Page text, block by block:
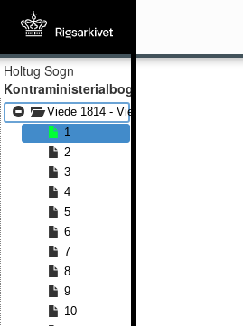
Holtug Sogn
Kontraministerialbog
Viede 1814 - Viede 1839
1
2
3
4
5
6
7
8
9
10